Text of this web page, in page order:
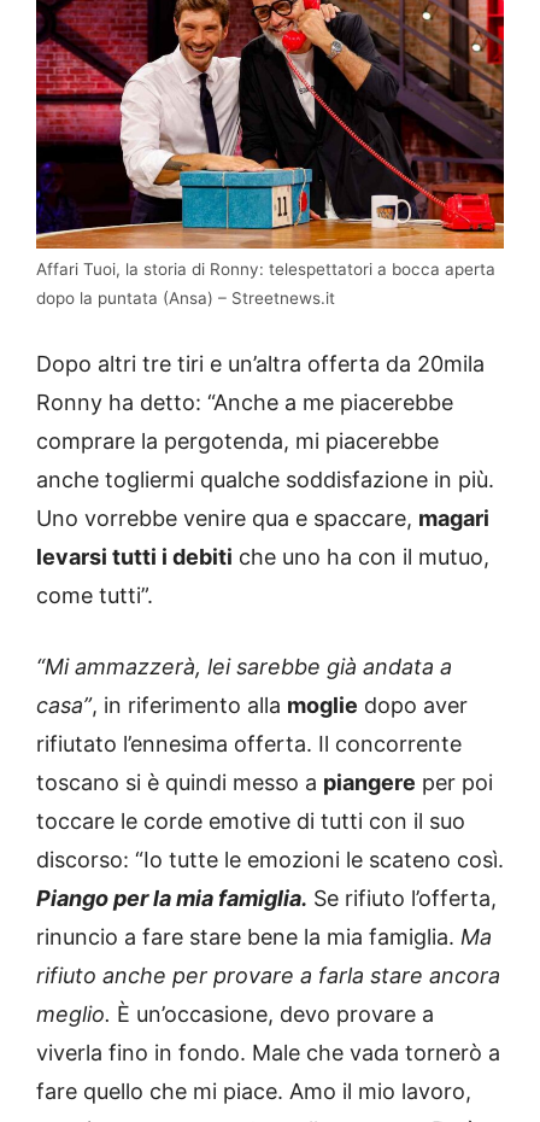
Affari Tuoi, la storia di Ronny: telespettatori a bocca aperta
dopo la puntata (Ansa) – Streetnews.it
Dopo altri tre tiri e un’altra offerta da 20mila
Ronny ha detto: “Anche a me piacerebbe
comprare la pergotenda, mi piacerebbe
anche togliermi qualche soddisfazione in più.
Uno vorrebbe venire qua e spaccare, magari
levarsi tutti i debiti che uno ha con il mutuo,
come tutti”.
“Mi ammazzerà, lei sarebbe già andata a
casa”, in riferimento alla moglie dopo aver
rifiutato l’ennesima offerta. Il concorrente
toscano si è quindi messo a piangere per poi
toccare le corde emotive di tutti con il suo
discorso: “Io tutte le emozioni le scateno così.
Piango per la mia famiglia. Se rifiuto l’offerta,
rinuncio a fare stare bene la mia famiglia. Ma
rifiuto anche per provare a farla stare ancora
meglio. È un’occasione, devo provare a
viverla fino in fondo. Male che vada tornerò a
fare quello che mi piace. Amo il mio lavoro,